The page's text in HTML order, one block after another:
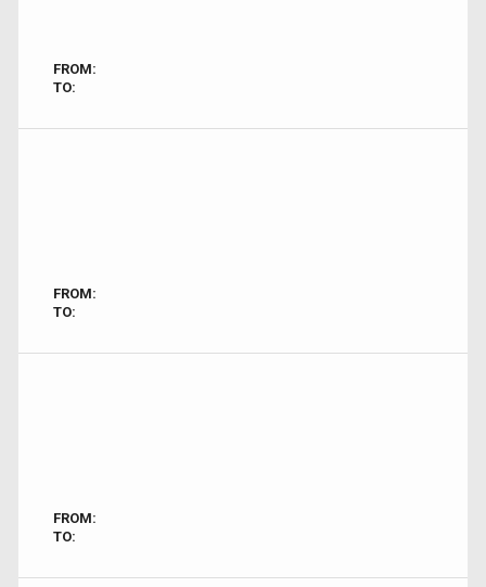
FROM:
TO:
FROM:
TO:
FROM:
TO: